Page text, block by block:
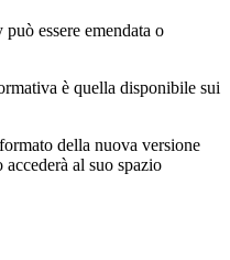
essere emendata o
è quella disponibile sui
della nuova versione
al suo spazio